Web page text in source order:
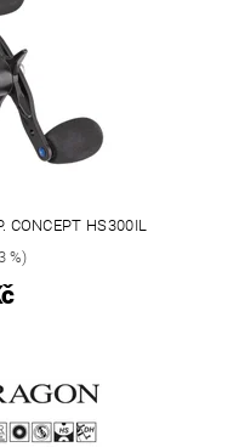
CONCEPT HS300IL
%)